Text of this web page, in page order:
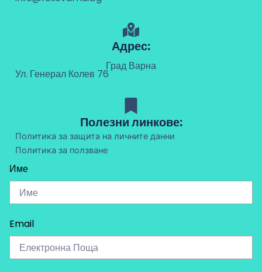
Адрес:
Град Варна
Ул. Генерал Колев 76
Полезни линкове:
Политика за защита на личните данни
Политика за ползване
Име
Email